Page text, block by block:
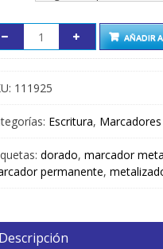
AÑADIR
111925
Escritura,
dorado,marcador
permanente,
Descripción